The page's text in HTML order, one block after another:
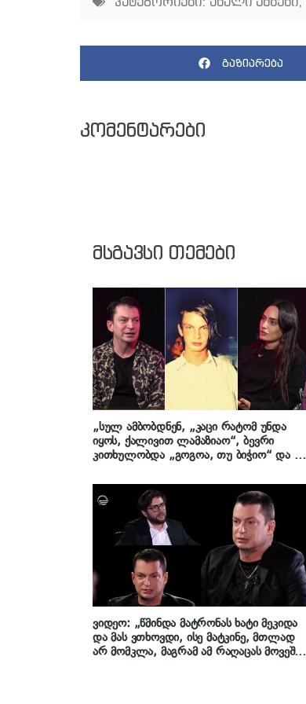
გაზიარება
კომენტარები
მსგავსი თემები
„სულ ამბობდნენ, „კაცი რატომ უნდა
იყოს, ქალივით ლამაზიაო“, ბევრი
კითხულობდა „გოგოა, თუ ბიჭიო“ და ეს
ბერგერი
ვიდეო: „წმინდა მატრონას ხატი მეკიდა
და მას ვთხოვდი, ისე მატკინე, მთლად
არ მომკლა, მაგრამ ამ რაღაცას მოვეშვა-